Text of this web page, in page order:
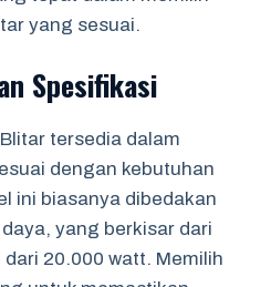
yang sesuai.
Spesifikasi
tersedia dalam
dengan kebutuhan
ini biasanya dibedakan
yang berkisar dari
20.000 watt. Memilih